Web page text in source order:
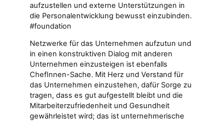
aufzustellen und externe Unterstützungen in
die Personalentwicklung bewusst einzubinden.
#foundation
Netzwerke für das Unternehmen aufzutun und
in einen konstruktiven Dialog mit anderen
Unternehmen einzusteigen ist ebenfalls
ChefInnen-Sache. Mit Herz und Verstand für
das Unternehmen einzustehen, dafür Sorge zu
tragen, dass es gut aufgestellt bleibt und die
Mitarbeiterzufriedenheit und Gesundheit
gewährleistet wird; das ist unternehmerische